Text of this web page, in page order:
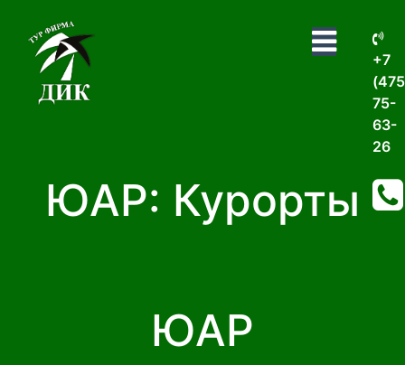
+7
75-
63-
26
ЮАР: Курорты
ЮАР